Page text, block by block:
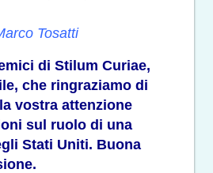
Tosatti
di Stilum Curiae,
che ringraziamo di
vostra attenzione
sul ruolo di una
Stati Uniti. Buona